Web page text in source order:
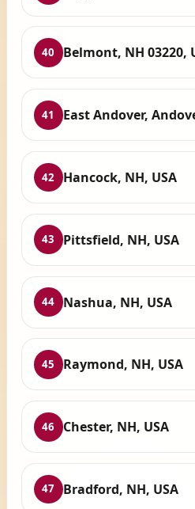
40 Belmont, NH 03220,
41 East Andover,
42 Hancock, NH, USA
43 Pittsfield, NH, USA
44 Nashua, NH, USA
45 Raymond, NH, USA
46 Chester, NH, USA
47 Bradford, NH, USA